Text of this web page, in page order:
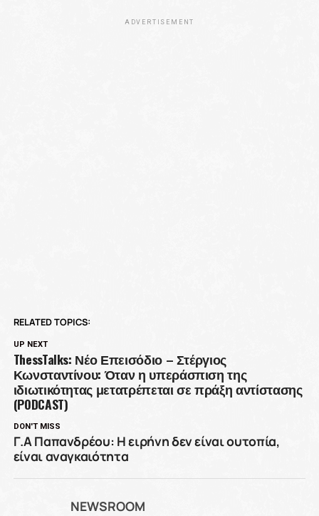
ADVERTISEMENT
RELATED TOPICS:
UP NEXT
ThessTalks: Νέο Επεισόδιο – Στέργιος
Κωνσταντίνου: Όταν η υπεράσπιση της
ιδιωτικότητας μετατρέπεται σε πράξη αντίστασης
(PODCAST)
DON'T MISS
Γ.Α Παπανδρέου: Η ειρήνη δεν είναι ουτοπία,
είναι αναγκαιότητα
NEWSROOM